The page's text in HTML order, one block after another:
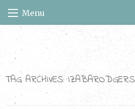
content
Menu
TAG ARCHIVES:IZABARODGERS